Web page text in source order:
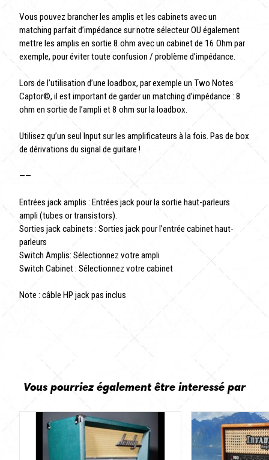
Vous pouvez brancher les amplis et les cabinets avec un
matching parfait d’impédance sur notre sélecteur OU également
mettre les amplis en sortie 8 ohm avec un cabinet de 16 Ohm par
exemple, pour éviter toute confusion / problème d’impédance.
Lors de l’utilisation d’une loadbox, par exemple un Two Notes
Captor©️, il est important de garder un matching d’impédance : 8
ohm en sortie de l’ampli et 8 ohm sur la loadbox.
Utilisez qu’un seul Input sur les amplificateurs à la fois. Pas de box
de dérivations du signal de guitare !
——
Entrées jack amplis : Entrées jack pour la sortie haut-parleurs
ampli (tubes or transistors).
Sorties jack cabinets : Sorties jack pour l’entrée cabinet haut-
parleurs
Switch Amplis: Sélectionnez votre ampli
Switch Cabinet : Sélectionnez votre cabinet
Note : câble HP jack pas inclus
Vous pourriez également être interessé par